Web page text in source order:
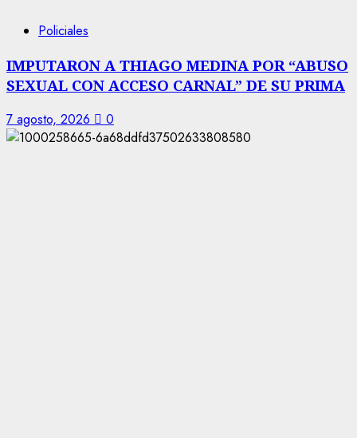
Policiales
IMPUTARON A THIAGO MEDINA POR “ABUSO
SEXUAL CON ACCESO CARNAL” DE SU PRIMA
7 agosto, 2026 0